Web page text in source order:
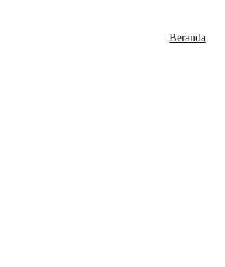
Beranda